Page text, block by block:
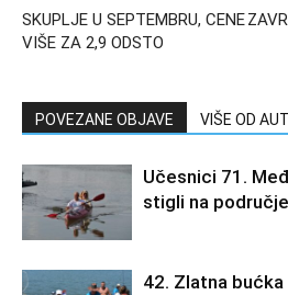
SKUPLJE U SEPTEMBRU, CENE
VIŠE ZA 2,9 ODSTO
POVEZANE OBJAVE VIŠE OD
Učesnici 71.
stigli na
42. Zlatna